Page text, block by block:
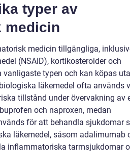
typer av
medicin
medicin tillgängliga,
(NSAID), kortikosteroider och
vanligaste typen och kan köpas
läkemedel ofta används
tillstånd under övervakning av
och naproxen, medan
för att behandla sjukdomar
läkemedel, såsom adalimumab
inflammatoriska tarmsjukdomar